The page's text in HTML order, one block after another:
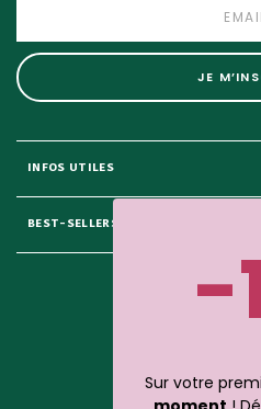
25 rue du
75 008
INFOS UTILES
BEST-SELLERS
JE
-
Sur votre